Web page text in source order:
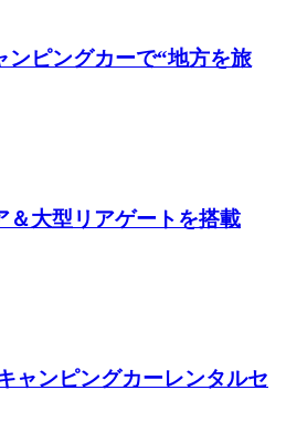
ンピングカーで“地方を旅
＆大型リアゲートを搭載
ャンピングカーレンタルセ